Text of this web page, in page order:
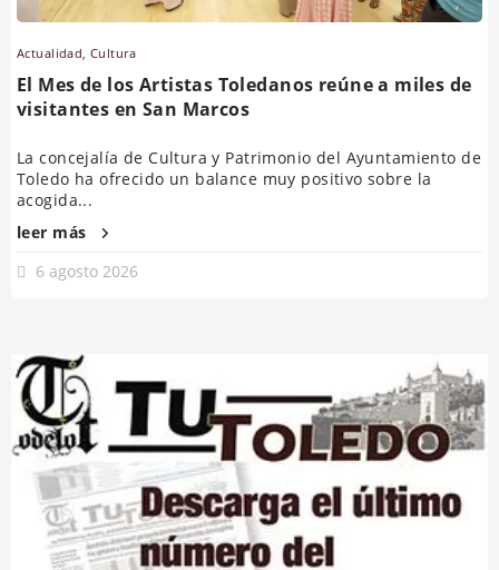
Actualidad,Cultura
El Mes de los Artistas Toledanos reúne a miles de
visitantes en San Marcos
La concejalía de Cultura y Patrimonio del Ayuntamiento de
Toledo ha ofrecido un balance muy positivo sobre la
acogida...
leer más
6 agosto 2026